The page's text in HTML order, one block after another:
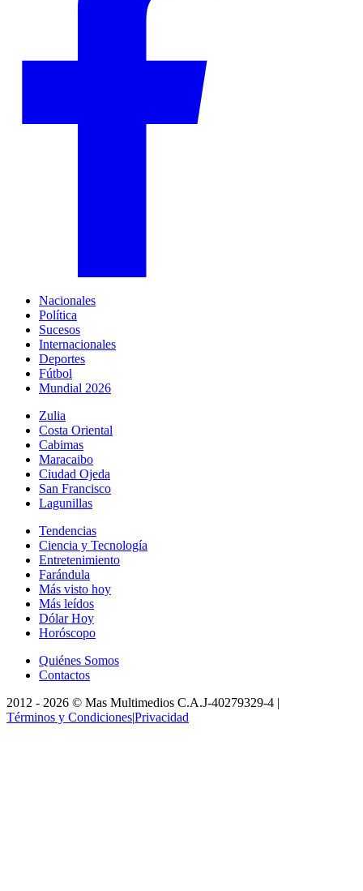
Nacionales
Política
Sucesos
Internacionales
Deportes
Fútbol
Mundial 2026
Zulia
Costa Oriental
Cabimas
Maracaibo
Ciudad Ojeda
San Francisco
Lagunillas
Tendencias
Ciencia y Tecnología
Entretenimiento
Farándula
Más visto hoy
Más leídos
Dólar Hoy
Horóscopo
Quiénes Somos
Contactos
2012 - 2026 © Mas Multimedios C.A.J-40279329-4 |
Términos y Condiciones|Privacidad